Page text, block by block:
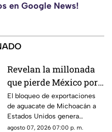
en Google News!
Revelan la millonada
que pierde México por
el bloqueo de Estados
Unidos al aguacate de
Michoacán
El bloqueo de exportaciones
de aguacate de Michoacán a
Estados Unidos genera
pérdidas millonarias.
agosto 07, 2026 07:00 p. m.